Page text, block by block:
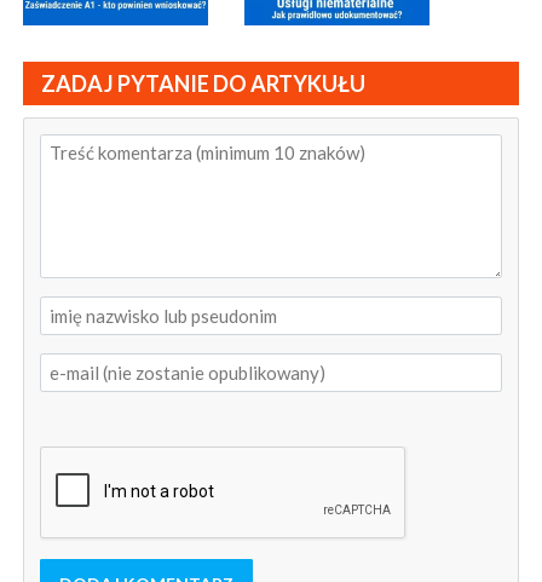
ZADAJ PYTANIE DO ARTYKUŁU